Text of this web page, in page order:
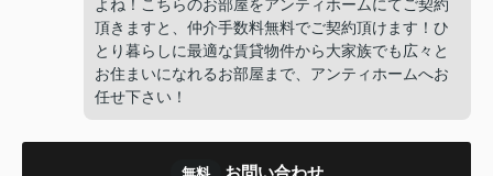
よね！こちらのお部屋をアンティホームにてご契約
頂きますと、仲介手数料無料でご契約頂けます！ひ
とり暮らしに最適な賃貸物件から大家族でも広々と
お住まいになれるお部屋まで、アンティホームへお
任せ下さい！
お問い合わせ